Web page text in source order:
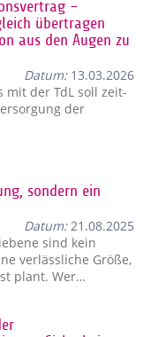
–
übertragen
aus den Augen zu
Datum:13.03.2026
mit der TdL soll zeit-
der
sondern ein
Datum:21.08.2025
sind kein
verlässliche Größe,
plant. Wer…